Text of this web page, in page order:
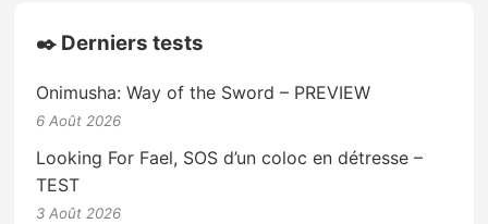
✒️ Derniers tests
Onimusha: Way of the Sword – PREVIEW
6 Août 2026
Looking For Fael, SOS d’un coloc en détresse –
TEST
3 Août 2026